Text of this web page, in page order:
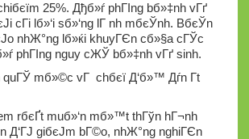
25%. Дђб»ѓ phГІng bб»‡nh vГґ
cГі lб»‘i sб»‘ng lГ nh mбєЎnh. BбєЎn
nhЖ°ng lб»ќi khuyГЄn cб»§a cГЎc
phГІng nguy cЖЎ bб»‡nh vГґ sinh.
quГЎ mб»©c vГ chбєї Д‘б»™ Дѓn Г­t
rбєҐt muб»‘n mб»™t thГўn hГ¬nh
Д‘ГЈ giбєЈm bГ©o, nhЖ°ng nghiГЄn